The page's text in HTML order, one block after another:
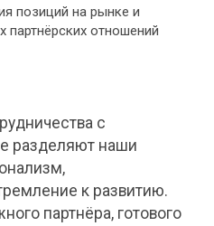
позиций на рынке и
партнёрских отношений
с
разделяют наши
к развитию.
партнёра, готового